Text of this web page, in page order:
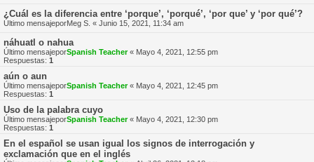
¿Cuál es la diferencia entre ‘porque’, ‘porqué’, ‘por que’ y ‘por qué’?
Último mensajeporMeg S. « Junio 15, 2021, 11:34 am
náhuatl o nahua
Último mensajeporSpanish Teacher« Mayo 4, 2021, 12:55 pm
Respuestas: 1
aún o aun
Último mensajeporSpanish Teacher« Mayo 4, 2021, 12:45 pm
Respuestas: 1
Uso de la palabra cuyo
Último mensajeporSpanish Teacher« Mayo 4, 2021, 12:30 pm
Respuestas: 1
En el español se usan igual los signos de interrogación y
exclamación que en el inglés